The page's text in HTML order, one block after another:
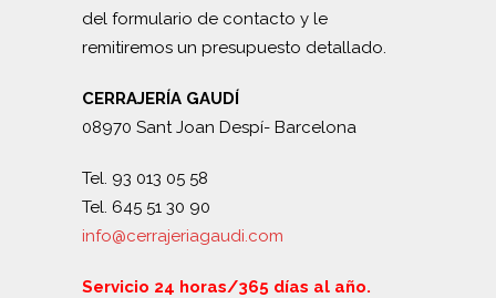
del formulario de contacto y le
remitiremos un presupuesto detallado.
CERRAJERÍA GAUDÍ
08970 Sant Joan Despí- Barcelona
Tel. 93 013 05 58
Tel. 645 51 30 90
info@cerrajeriagaudi.com
Servicio 24 horas/365 días al año.